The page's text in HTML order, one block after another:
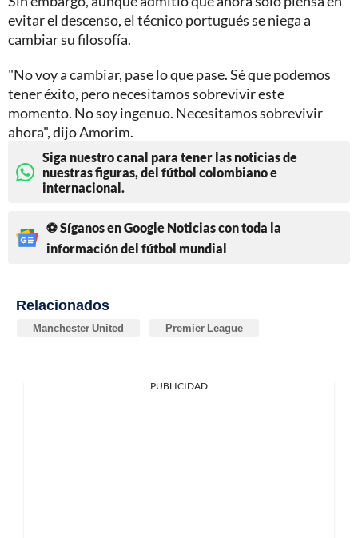
evitar el descenso, el técnico portugués se niega a
cambiar su filosofía.
"No voy a cambiar, pase lo que pase. Sé que podemos
tener éxito, pero necesitamos sobrevivir este
momento. No soy ingenuo. Necesitamos sobrevivir
ahora", dijo Amorim.
Siga nuestro canal para tener las noticias de
nuestras figuras, del fútbol colombiano e
internacional.
⚽ Síganos en Google Noticias con toda la
información del fútbol mundial
Relacionados
Manchester United Premier League
PUBLICIDAD